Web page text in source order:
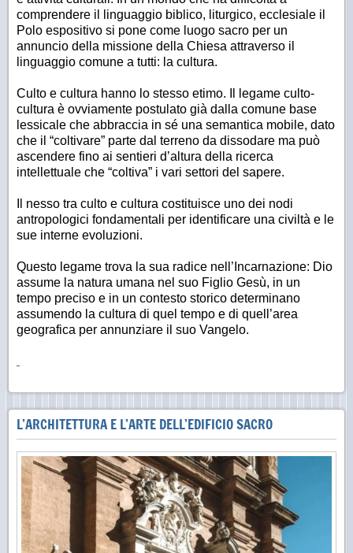
comprendere il linguaggio biblico, liturgico, ecclesiale il
Polo espositivo si pone come luogo sacro per un
annuncio della missione della Chiesa attraverso il
linguaggio comune a tutti: la cultura.
Culto e cultura hanno lo stesso etimo. Il legame culto-
cultura è ovviamente postulato già dalla comune base
lessicale che abbraccia in sé una semantica mobile, dato
che il “coltivare” parte dal terreno da dissodare ma può
ascendere fino ai sentieri d’altura della ricerca
intellettuale che “coltiva” i vari settori del sapere.
Il nesso tra culto e cultura costituisce uno dei nodi
antropologici fondamentali per identificare una civiltà e le
sue interne evoluzioni.
Questo legame trova la sua radice nell’Incarnazione: Dio
assume la natura umana nel suo Figlio Gesù, in un
tempo preciso e in un contesto storico determinano
assumendo la cultura di quel tempo e di quell’area
geografica per annunziare il suo Vangelo.
L’ARCHITETTURA E L’ARTE DELL’EDIFICIO SACRO